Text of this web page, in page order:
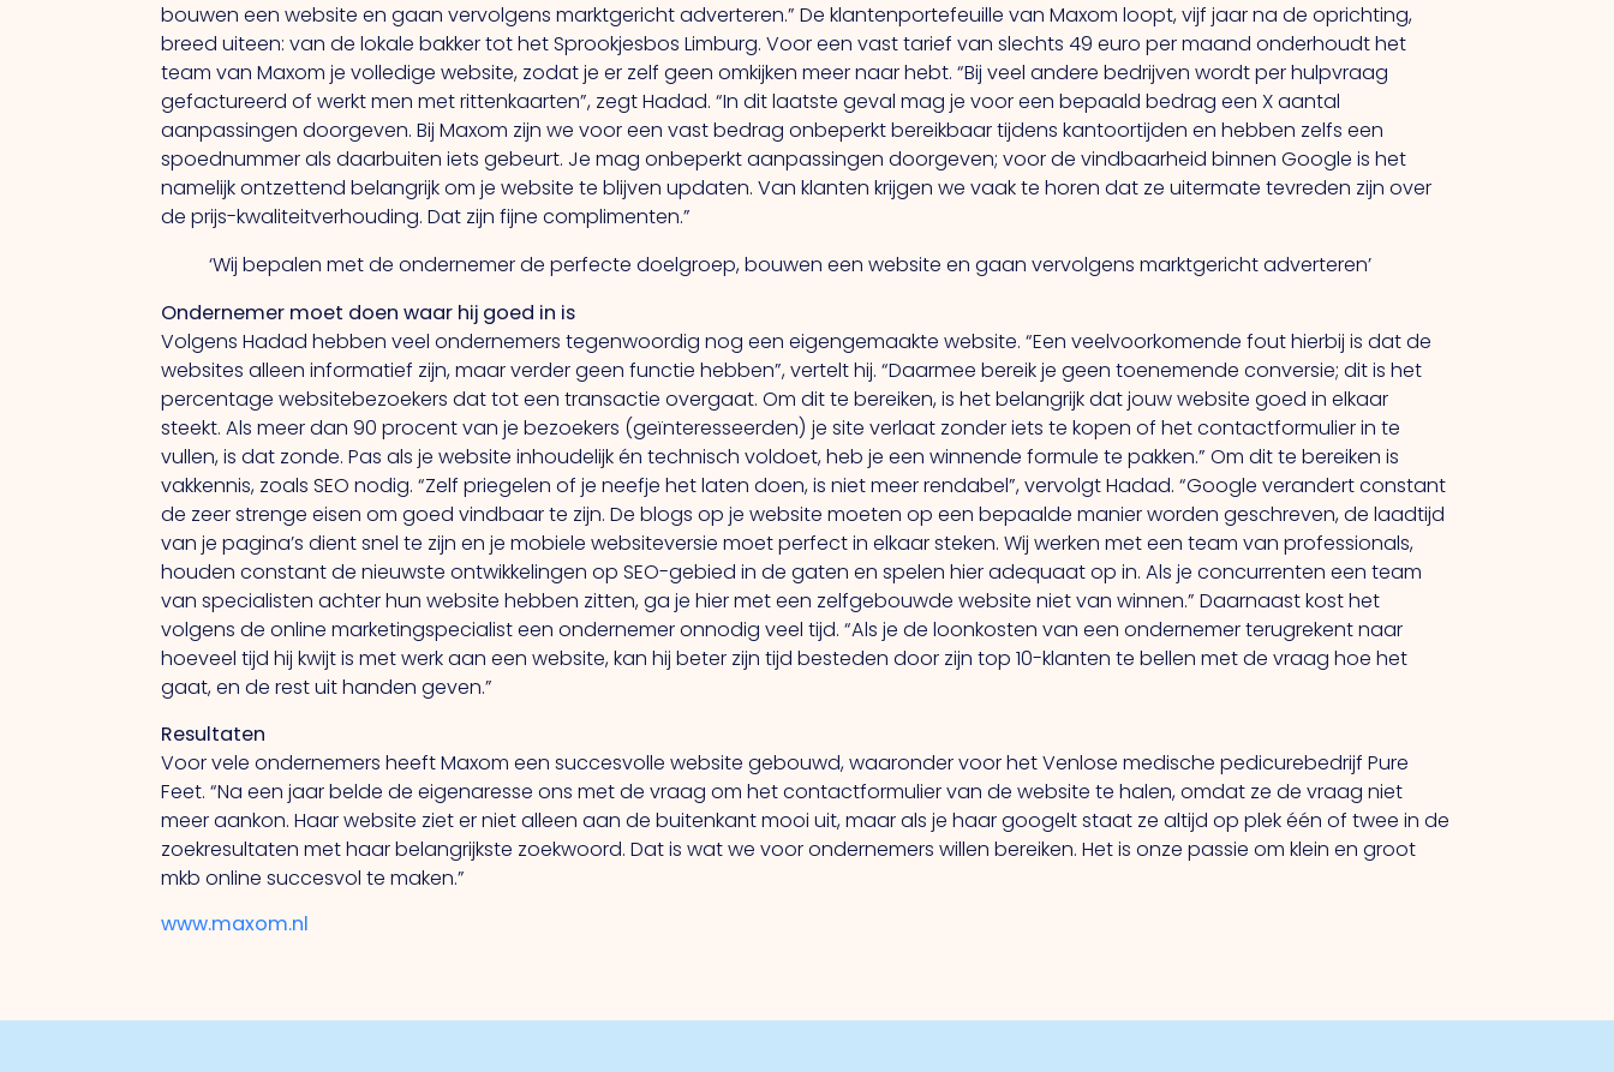
bouwen een website en gaan vervolgens marktgericht adverteren.” De klantenportefeuille van Maxom loopt, vijf jaar na de oprichting,
breed uiteen: van de lokale bakker tot het Sprookjesbos Limburg. Voor een vast tarief van slechts 49 euro per maand onderhoudt het
team van Maxom je volledige website, zodat je er zelf geen omkijken meer naar hebt. “Bij veel andere bedrijven wordt per hulpvraag
gefactureerd of werkt men met rittenkaarten”, zegt Hadad. “In dit laatste geval mag je voor een bepaald bedrag een X aantal
aanpassingen doorgeven. Bij Maxom zijn we voor een vast bedrag onbeperkt bereikbaar tijdens kantoortijden en hebben zelfs een
spoednummer als daarbuiten iets gebeurt. Je mag onbeperkt aanpassingen doorgeven; voor de vindbaarheid binnen Google is het
namelijk ontzettend belangrijk om je website te blijven updaten. Van klanten krijgen we vaak te horen dat ze uitermate tevreden zijn over
de prijs-kwaliteitverhouding. Dat zijn fijne complimenten.”
‘Wij bepalen met de ondernemer de perfecte doelgroep, bouwen een website en gaan vervolgens marktgericht adverteren’
Ondernemer moet doen waar hij goed in is
Volgens Hadad hebben veel ondernemers tegenwoordig nog een eigengemaakte website. “Een veelvoorkomende fout hierbij is dat de
websites alleen informatief zijn, maar verder geen functie hebben”, vertelt hij. “Daarmee bereik je geen toenemende conversie; dit is het
percentage websitebezoekers dat tot een transactie overgaat. Om dit te bereiken, is het belangrijk dat jouw website goed in elkaar
steekt. Als meer dan 90 procent van je bezoekers (geïnteresseerden) je site verlaat zonder iets te kopen of het contactformulier in te
vullen, is dat zonde. Pas als je website inhoudelijk én technisch voldoet, heb je een winnende formule te pakken.” Om dit te bereiken is
vakkennis, zoals SEO nodig. “Zelf priegelen of je neefje het laten doen, is niet meer rendabel”, vervolgt Hadad. “Google verandert constant
de zeer strenge eisen om goed vindbaar te zijn. De blogs op je website moeten op een bepaalde manier worden geschreven, de laadtijd
van je pagina’s dient snel te zijn en je mobiele websiteversie moet perfect in elkaar steken. Wij werken met een team van professionals,
houden constant de nieuwste ontwikkelingen op SEO-gebied in de gaten en spelen hier adequaat op in. Als je concurrenten een team
van specialisten achter hun website hebben zitten, ga je hier met een zelfgebouwde website niet van winnen.” Daarnaast kost het
volgens de online marketingspecialist een ondernemer onnodig veel tijd. “Als je de loonkosten van een ondernemer terugrekent naar
hoeveel tijd hij kwijt is met werk aan een website, kan hij beter zijn tijd besteden door zijn top 10-klanten te bellen met de vraag hoe het
gaat, en de rest uit handen geven.”
Resultaten
Voor vele ondernemers heeft Maxom een succesvolle website gebouwd, waaronder voor het Venlose medische pedicurebedrijf Pure
Feet. “Na een jaar belde de eigenaresse ons met de vraag om het contactformulier van de website te halen, omdat ze de vraag niet
meer aankon. Haar website ziet er niet alleen aan de buitenkant mooi uit, maar als je haar googelt staat ze altijd op plek één of twee in de
zoekresultaten met haar belangrijkste zoekwoord. Dat is wat we voor ondernemers willen bereiken. Het is onze passie om klein en groot
mkb online succesvol te maken.”
www.maxom.nl